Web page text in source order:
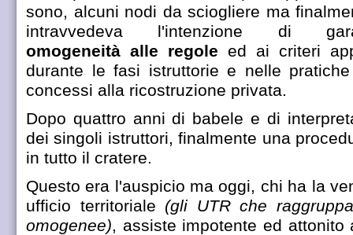
sono, alcuni nodi da sciogliere ma
intravvedeva l'intenzione di
omogeneità alle regole ed ai criteri
durante le fasi istruttorie e nelle
concessi alla ricostruzione privata.
Dopo quattro anni di babele e di
dei singoli istruttori, finalmente una
in tutto il cratere.
Questo era l'auspicio ma oggi, chi ha la
ufficio territoriale (gli UTR che
omogenee), assiste impotente ed